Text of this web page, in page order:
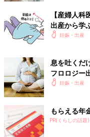
【産婦人
出産から学
妊娠・出産
息を吐くだ
フロロジー
妊娠・出産
もらえる年
PR(くらしの話題)